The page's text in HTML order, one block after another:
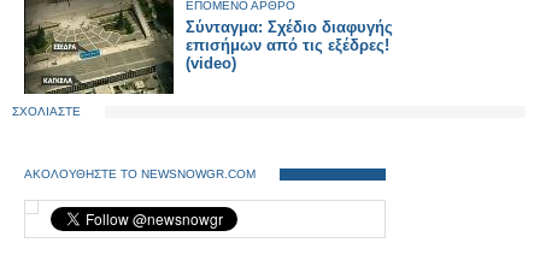
ΕΠΟΜΕΝΟ ΑΡΘΡΟ
Σύνταγμα: Σχέδιο διαφυγής
επισήμων από τις εξέδρες!
(video)
ΣΧΟΛΙΑΣΤΕ
ΑΚΟΛΟΥΘΗΣΤΕ ΤΟ NEWSNOWGR.COM